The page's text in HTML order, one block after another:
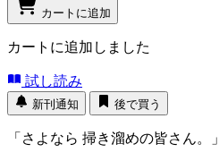
カートに追加
カートに追加しました
試し読み
新刊通知 後で買う
「さよなら 掃き溜めの皆さん。」